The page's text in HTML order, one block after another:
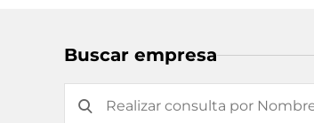
Buscar empresa